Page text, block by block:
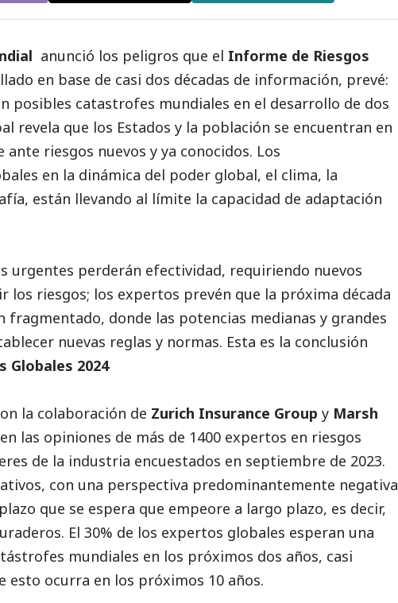
anunció los peligros que el Informe de Riesgos
en base de casi dos décadas de información, prevé:
posibles catastrofes mundiales en el desarrollo de dos
revela que los Estados y la población se encuentran en
riesgos nuevos y ya conocidos. Los
en la dinámica del poder global, el clima, la
están llevando al límite la capacidad de adaptación
urgentes perderán efectividad, requiriendo nuevos
los riesgos; los expertos prevén que la próxima década
fragmentado, donde las potencias medianas y grandes
nuevas reglas y normas. Esta es la conclusión
Globales 2024
la colaboración de Zurich Insurance Group y Marsh
las opiniones de más de 1400 expertos en riesgos
de la industria encuestados en septiembre de 2023.
con una perspectiva predominantemente negativa
que se espera que empeore a largo plazo, es decir,
El 30% de los expertos globales esperan una
mundiales en los próximos dos años, casi
esto ocurra en los próximos 10 años.